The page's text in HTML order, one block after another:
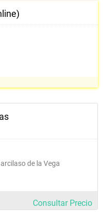
de la Vega
Consultar Precio